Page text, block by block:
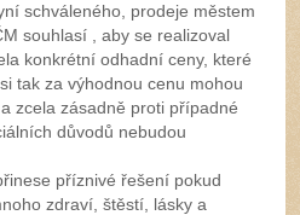
schváleného, prodeje městem
souhlasí , aby se realizoval
konkrétní odhadní ceny, které
tak za výhodnou cenu mohou
zcela zásadně proti případné
důvodů nebudou
příznivé řešení pokud
zdraví, štěstí, lásky a